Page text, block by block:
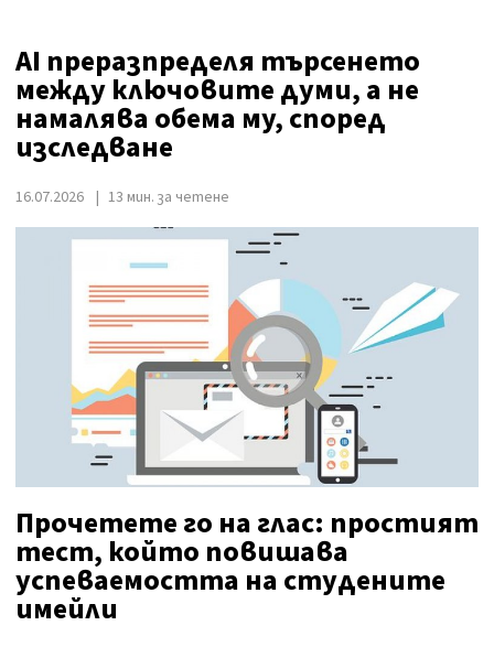
AI преразпределя търсенето
между ключовите думи, а не
намалява обема му, според
изследване
16.07.2026 13 мин. за четене
Прочетете го на глас: простият
тест, който повишава
успеваемостта на студените
имейли